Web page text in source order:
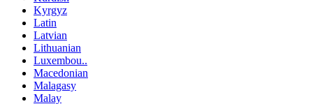
Kyrgyz
Latin
Latvian
Lithuanian
Luxembou..
Macedonian
Malagasy
Malay